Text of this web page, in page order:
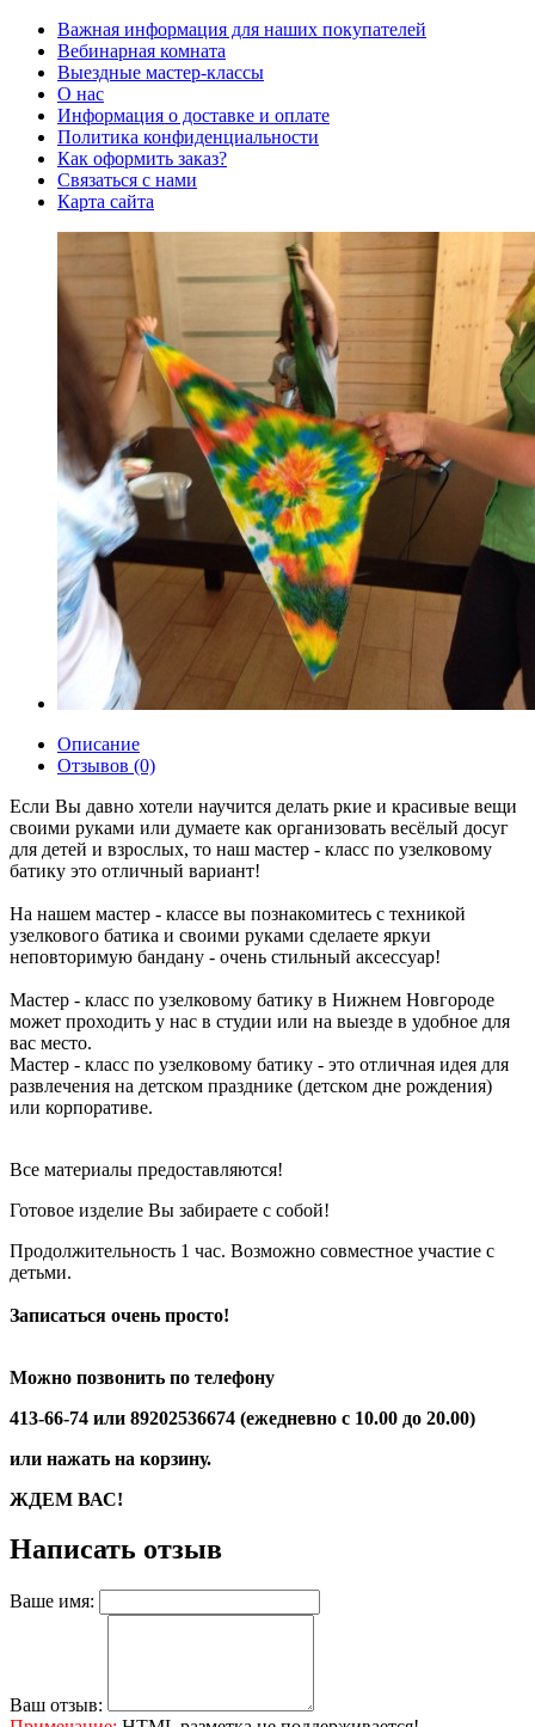
Важная информация для наших покупателей
Вебинарная комната
Выездные мастер-классы
О нас
Информация о доставке и оплате
Политика конфиденциальности
Как оформить заказ?
Связаться с нами
Карта сайта
Описание
Отзывов (0)
Если Вы давно хотели научится делать ркие и красивые вещи
своими руками или думаете как организовать весёлый досуг
для детей и взрослых, то наш мастер - класс по узелковому
батику это отличный вариант!
На нашем мастер - классе вы познакомитесь с техникой
узелкового батика и своими руками сделаете яркуи
неповторимую бандану - очень стильный аксессуар!
Мастер - класс по узелковому батику в Нижнем Новгороде
может проходить у нас в студии или на выезде в удобное для
вас место.
Мастер - класс по узелковому батику - это отличная идея для
развлечения на детском празднике (детском дне рождения)
или корпоративе.
Все материалы предоставляются!
Готовое изделие Вы забираете с собой!
Продолжительность 1 час. Возможно совместное участие с
детьми.
Записаться очень просто!
Можно позвонить по телефону
413-66-74 или 89202536674 (ежедневно с 10.00 до 20.00)
или нажать на корзину.
ЖДЕМ ВАС!
Написать отзыв
Ваше имя:
Ваш отзыв: